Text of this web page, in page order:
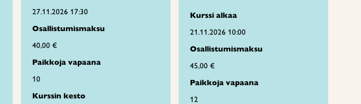
27.11.2026 17:30
Osallistumismaksu
40,00 €
Paikkoja vapaana
10
Kurssin kesto
Kurssi alkaa
21.11.2026 10:00
Osallistumismaksu
45,00 €
Paikkoja vapaana
12